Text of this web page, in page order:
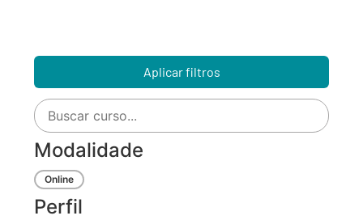
Aplicar filtros
Modalidade
Online
Perfil